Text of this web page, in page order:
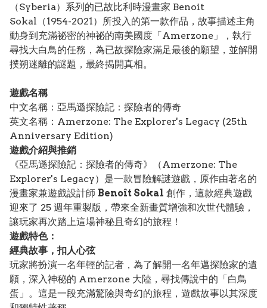
（Syberia）系列的已故比利時漫畫家 Benoit
Sokal（1954-2021）所投入的第一款作品，故事描述主角
動身到充滿祕密的神祕的南美國度「Amerzone」，執行
尋找大白鳥的任務，為已故探險家滿足最後的願望，並解開
撲朔迷離的謎題，最終揭開真相。
遊戲名稱
中文名稱：亞馬遜探險記：探險者的傳奇
英文名稱：Amerzone: The Explorer's Legacy (25th
Anniversary Edition)
遊戲介紹與推銷
《亞馬遜探險記：探險者的傳奇》（Amerzone: The
Explorer's Legacy）是一款冒險解謎遊戲，原作由著名的
漫畫家兼遊戲設計師 Benoît Sokal 創作，這款經典遊戲
迎來了 25 週年重製版，帶來全新畫質增強和次世代體驗，
讓玩家再次踏上這場神秘且奇幻的旅程！
遊戲特色：
經典故事，扣人心弦
玩家將扮演一名年輕的記者，為了解開一名年邁探險家的遺
願，深入神秘的 Amerzone 大陸，尋找傳說中的「白鳥
蛋」。這是一段充滿驚險與奇幻的旅程，遊戲故事以其深度